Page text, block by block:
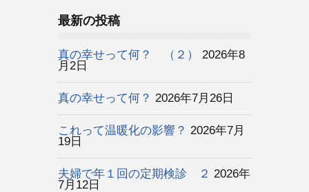
最新の投稿
真の幸せって何？ （２）
2026年8
月2日
真の幸せって何？ 2026年7月26日
これって温暖化の影響？ 2026年7月
19日
夫婦で年１回の定期検診 ２ 2026年
7月12日